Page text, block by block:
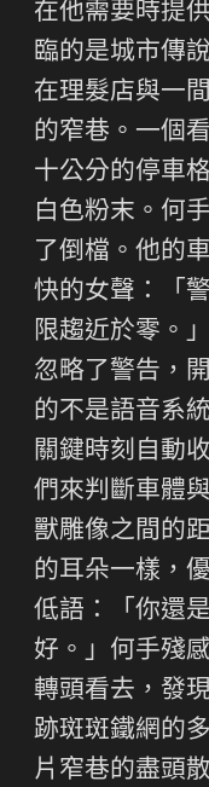
在他需要時提
臨的是城市傳
在理髮店與一
的窄巷。一個
十公分的停車
白色粉末。何
了倒檔。他的
快的女聲：「
限趨近於零。
忽略了警告，
的不是語音系
關鍵時刻自動
們來判斷車體
獸雕像之間的
的耳朵一樣，
低語：「你還
好。」何手殘
轉頭看去，發
跡斑斑鐵網的
片窄巷的盡頭